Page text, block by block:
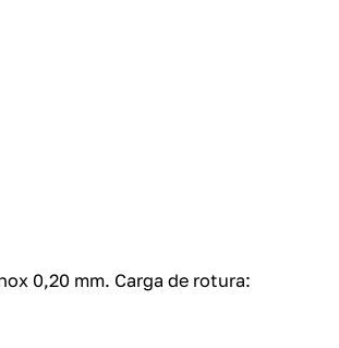
0,20 mm. Carga de rotura: